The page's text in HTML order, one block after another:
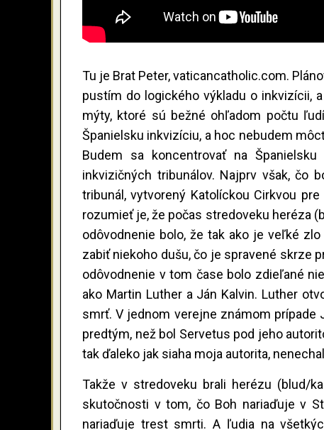
Tu je Brat Peter, vaticancatholic.com.
pustím do logického výkladu o inkvizícii,
mýty, ktoré sú bežné ohľadom počtu
Španielsku inkvizíciu, a hoc nebudem
Budem sa koncentrovať na
inkvizičných tribunálov. Najprv však, čo
tribunál, vytvorený Katolíckou Cirkvou
rozumieť je, že počas stredoveku heréza
odôvodnenie bolo, že tak ako je veľké
zabiť niekoho dušu, čo je spravené skrze
odôvodnenie v tom čase bolo zdieľané
ako Martin Luther a Ján Kalvin. Luther
smrť. V jednom verejne známom prípade
predtým, než bol Servetus pod jeho
tak ďaleko jak siaha moja autorita,
Takže v stredoveku brali herézu (blud/
skutočnosti v tom, čo Boh nariaďuje v
nariaďuje trest smrti. A ľudia na